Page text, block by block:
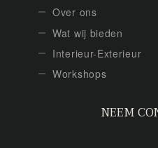
Over ons
Wat wij bieden
Interieur-Exterieur
Workshops
NEEM